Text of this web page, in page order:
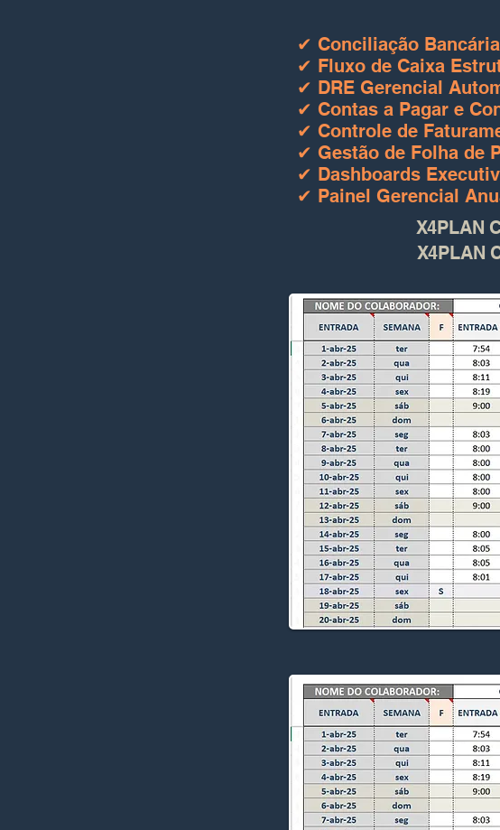
✔ Conciliação
✔ Fluxo de Caixa
✔ DRE Gerencial
✔ Contas a Pagar e
✔ Controle de
✔ Gestão de Folha de
✔ Dashboards
✔ Painel Gerencial
X4PLAN
X4PLAN